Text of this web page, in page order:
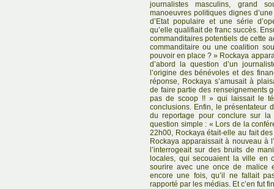
journalistes masculins, grand
manoeuvres politiques dignes
d’Etat populaire et une série
qu’elle qualifiait de franc succès.
commanditaires potentiels de cette
commanditaire ou une coalition
pouvoir en place ? » Rockaya
d’abord la question d’un
l’origine des bénévoles et des
réponse, Rockaya s’amusait à
de faire partie des renseignements
pas de scoop !! » qui laissait le
conclusions. Enfin, le présentateur
du reportage pour conclure sur
question simple : « Lors de la
22h00, Rockaya était-elle au fait
Rockaya apparaissait à nouveau à
l’interrogeait sur des bruits de
locales, qui secouaient la ville en
sourire avec une once de malice
encore une fois, qu’il ne fallait
rapporté par les médias. Et c’en fut